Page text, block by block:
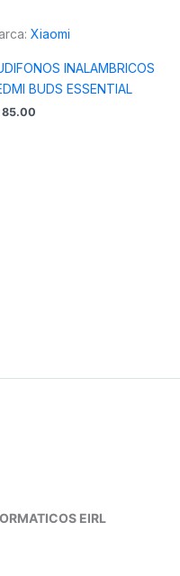
Xiaomi
INALAMBRICOS
BUDS ESSENTIAL
85.00
EIRL